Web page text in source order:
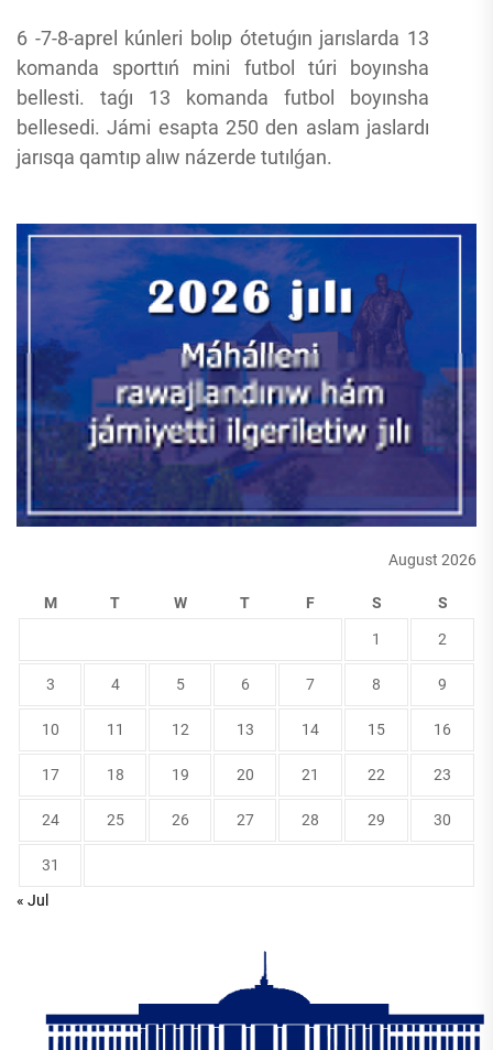
6 -7-8-aprel kúnleri bolıp ótetuǵın jarıslarda 13
komanda sporttıń mini futbol túri boyınsha
bellesti. taǵı 13 komanda futbol boyınsha
bellesedi. Jámi esapta 250 den aslam jaslardı
jarısqa qamtıp alıw názerde tutılǵan.
August 2026
M T W T F S S
1 2
3 4 5 6 7 8 9
10 11 12 13 14 15 16
17 18 19 20 21 22 23
24 25 26 27 28 29 30
31
« Jul